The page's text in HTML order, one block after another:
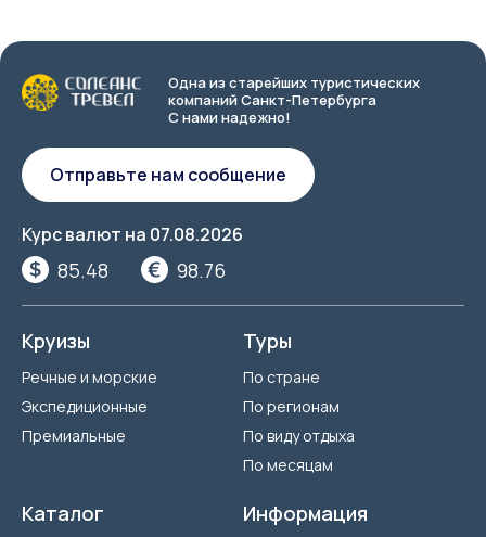
Одна из старейших туристических
компаний Санкт-Петербурга
С нами надежно!
Курс валют на 07.08.2026
85.48 98.76
Отправьте нам сообщение
Круизы
Речные и морские
Экспедиционные
Премиальные
Туры
По стране
По регионам
По виду отдыха
По месяцам
Каталог Информация